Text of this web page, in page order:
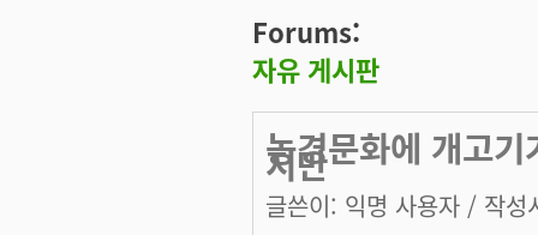
Forums:
자유 게시판
농경문화에 개고
지만
글쓴이: 익명 사용자 / 작성